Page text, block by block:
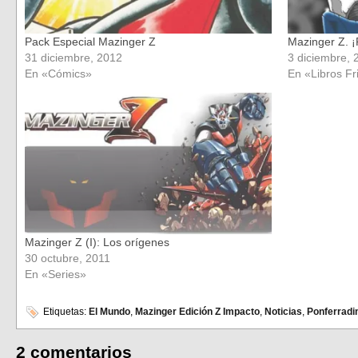
Pack Especial Mazinger Z
31 diciembre, 2012
En «Cómics»
Mazinger Z.
3 diciembre,
En «Libros
Mazinger Z (I): Los orígenes
30 octubre, 2011
En «Series»
Etiquetas: El Mundo, Mazinger Edición Z Impacto, Noticias,
2 comentarios